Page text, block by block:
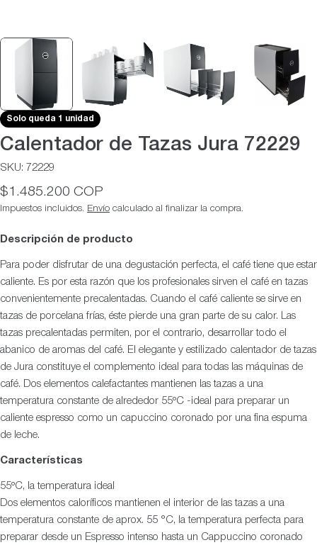
Solo queda 1 unidad
Calentador de Tazas Jura 72229
SKU: 72229
Precio
habitual
$1.485.200 COP
Impuestos incluidos. Envío calculado al finalizar la compra.
Descripción de producto
Para poder disfrutar de una degustación perfecta, el café tiene que estar
caliente. Es por esta razón que los profesionales sirven el café en tazas
convenientemente precalentadas. Cuando el café caliente se sirve en
tazas de porcelana frías, éste pierde una gran parte de su calor. Las
tazas precalentadas permiten, por el contrario, desarrollar todo el
abanico de aromas del café. El elegante y estilizado calentador de tazas
de Jura constituye el complemento ideal para todas las máquinas de
café. Dos elementos calefactantes mantienen las tazas a una
temperatura constante de alrededor 55ºC -ideal para preparar un
caliente espresso como un capuccino coronado por una fina espuma
de leche.
Características
55ºC, la temperatura ideal
Dos elementos caloríficos mantienen el interior de las tazas a una
temperatura constante de aprox. 55 °C, la temperatura perfecta para
preparar desde un Espresso intenso hasta un Cappuccino coronado